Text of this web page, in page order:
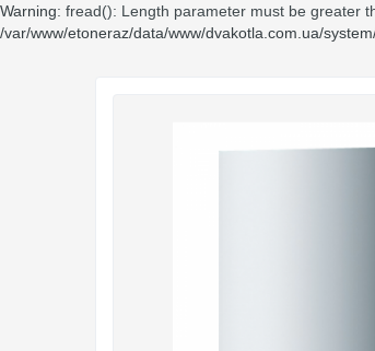
Warning: fread(): Length parameter must be greater
/var/www/etoneraz/data/www/dvakotla.com.ua/